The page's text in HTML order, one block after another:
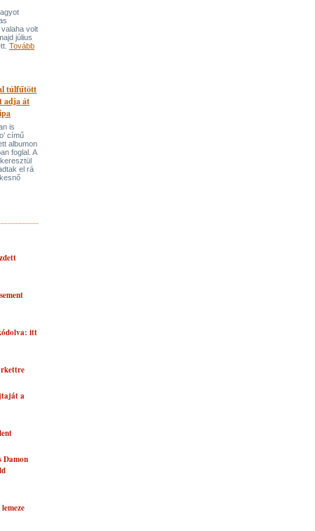
volt
július
Tovább
túlfűtött
adja át
is
című
albumon
foglal. A
el rá
itt
a
Damon